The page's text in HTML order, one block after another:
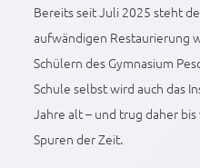
Bereits seit Juli 2025 steht
aufwändigen Restaurierung
Schülern des Gymnasium
Schule selbst wird auch das
Jahre alt – und trug daher
Spuren der Zeit.